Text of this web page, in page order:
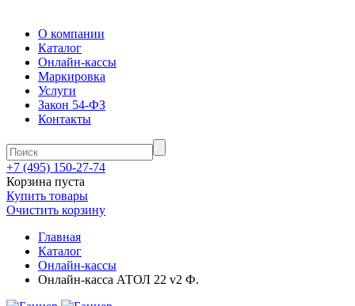
О компании
Каталог
Онлайн-кассы
Маркировка
Услуги
Закон 54-ФЗ
Контакты
+7 (495) 150-27-74
Корзина пуста
Купить товары
Очистить корзину
Главная
Каталог
Онлайн-кассы
Онлайн-касса АТОЛ 22 v2 Ф.